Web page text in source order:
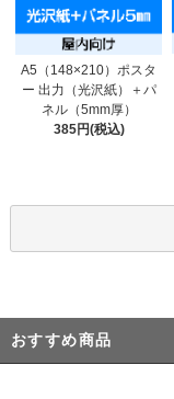
A5（148×210）ポスタ
ー 出力（光沢紙）＋パ
ネル（5mm厚）
385円(税込)
おすすめ商品